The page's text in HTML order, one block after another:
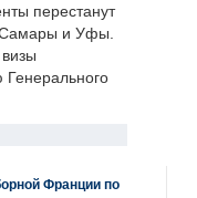
перестанут
Самары и Уфы.
Генерального
Франции по